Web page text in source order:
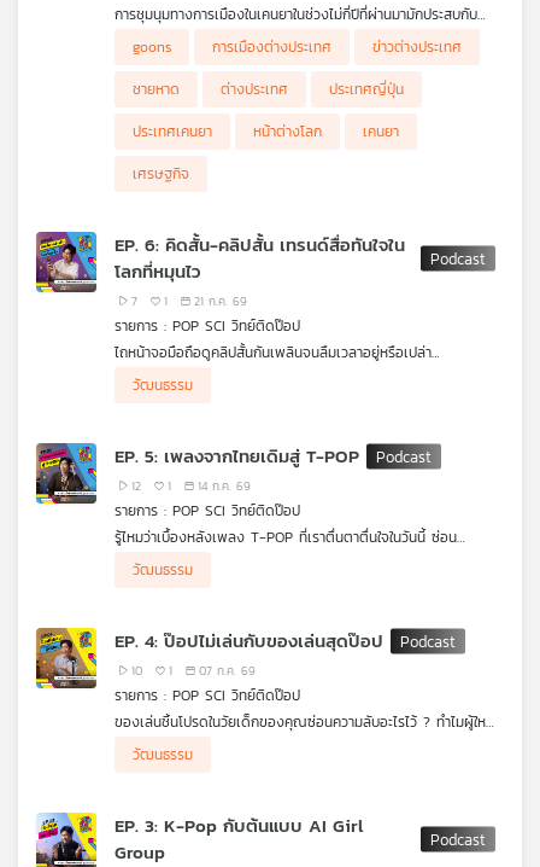
ไทย
เครือ
ข่าย
การชุมนุมทางการเมืองในเคนยาในช่วงไม่กี่ปีที่่ผ่านมามักประสบกับ
ความรุนแรงที่เพิ่มมากขึ้น โดยกลุ่มคนที่เรียกว่า goons ซึ่งเป็นคนที่
นักการเมืองมักจะจ้างไปก่อความปั่นป่วนหรือสร้างเหตุรุนแรงต่อ
มวลชนฝ่ายตรงข้าม จนกลายเป็นวัฒนธรรมทางการเมืองของเคนยา
ไปแล้ว / ญี่ปุ่นมีจำนวนชายหาดลดลงมากถึง 30% ตลอดช่วง 30
ปีที่ผ่านมา สาเหตุมีทั้งปัญหาทางเศรษฐกิจและธรรมชาติ
goons การเมืองต่างประเทศ
ข่าวต่างประเทศ
ชายหาด
ต่างประเทศ
ประเทศญี่ปุ่น
ประเทศเคนยา
หน้าต่างโลก
เคนยา
เศรษฐกิจ
EP. 6: คิดสั้น-คลิปสั้น เทรนด์สื่อทันใจใน
โลกที่หมุนไว
7 1 21 ก.ค. 69
รายการ : POP SCI วิทย์ติดป๊อป
ไถหน้าจอมือถือดูคลิปสั้นกันเพลินจนลืมเวลาอยู่หรือเปล่า
#POPSCIวิทย์ติดป๊อป จะพาทุกคนไปแกะรอยเบื้องหลังปรากฏการณ์
"คลิปสั้น" ที่ยึดครองโลกโซเชียลในปัจจุบัน เจาะลึกวิวัฒนาการตั้งแต่
YouTube Shorts พร้อมไขความลับทางวิทยาศาสตร์สมองและข้อ
ควรระวังในยุคสมาธิสั้นที่สื่อต้องเอาชนะความเบื่อให้ได้ใน 3 วินาทีแรก
วัฒนธรรม
EP. 5: เพลงจากไทยเดิมสู่ T-POP
12 1 14 ก.ค. 69
รายการ : POP SCI วิทย์ติดป๊อป
รู้ไหมว่าเบื้องหลังเพลง T-POP ที่เราตื่นตาตื่นใจในวันนี้ ซ่อน
ประวัติศาสตร์และเทคโนโลยีอะไรไว้บ้าง ? มาร่วมแกะรอยการเดิน
ทางของเสียงดนตรีใน #POPSCIวิทย์ติดป๊อป เจาะลึกวิวัฒนาการ
วิทยาศาสตร์และวิศวกรรมเสียง ทั้งการทำงานของโปรแกรม DAW
และการประมวลผลคณิตศาสตร์ที่สร้างสรรค์ทำนองเพลงให้ติดหูคน
ฟัง
วัฒนธรรม
EP. 4: ป๊อปไม่เล่นกับของเล่นสุดป๊อป
10 1 07 ก.ค. 69
รายการ : POP SCI วิทย์ติดป๊อป
ของเล่นชิ้นโปรดในวัยเด็กของคุณซ่อนความลับอะไรไว้ ? ทำไมผู้ใหญ่
อย่างเรายังชอบสะสมของเล่น และยอมสุ่มกล่องจุ่มกันแบบฉุดไม่อยู่
? มาร่วมหาคำตอบใน #POPSCIวิทย์ติดป๊อป ที่จะพาคุณไปดูการเดิน
เครื่องมือบำบัดจิตใจและกระตุ้นความคิดสร้างสรรค์ชั้นยอดของมนุษย์
ทุกช่วงวัย!
วัฒนธรรม
EP. 3: K-Pop กับต้นแบบ AI Girl
Group